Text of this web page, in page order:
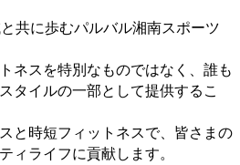
共に歩むパルバル湘南スポーツ
ネスを特別なものではなく、誰も
タイルの一部として提供するこ
と時短フィットネスで、皆さまの
ィライフに貢献します。